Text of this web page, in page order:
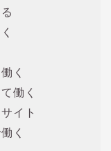
く
働く
イト
く